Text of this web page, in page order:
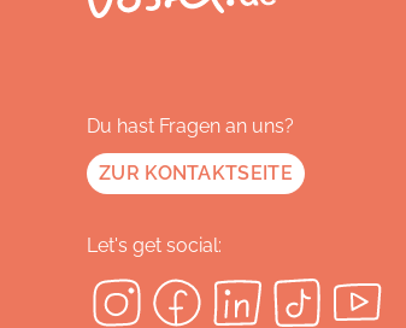
Du hast Fragen an uns?
ZUR KONTAKTSEITE
Let's get social: